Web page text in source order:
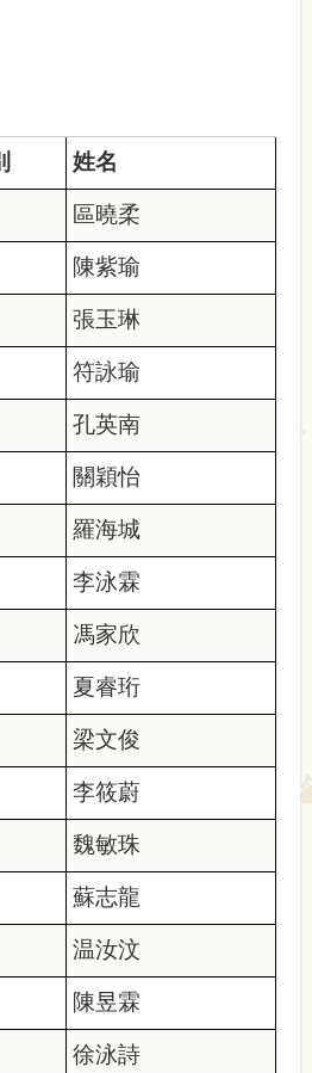
姓名
區曉柔
陳紫瑜
張玉琳
符詠瑜
孔英南
關穎怡
羅海城
李泳霖
馮家欣
夏睿珩
梁文俊
李筱蔚
魏敏珠
蘇志龍
温汝汶
陳昱霖
徐泳詩